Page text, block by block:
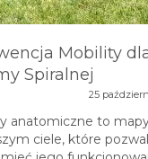
Mobility
Spiralnej
25
anatomiczne to
ciele, które